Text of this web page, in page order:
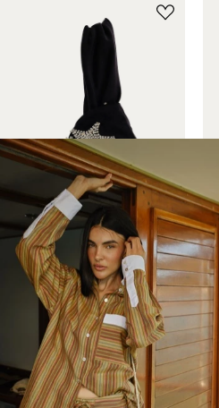
A.MO ACESSÓRIOS
Bolsa Venere A.Mô Acessórios -
PRETO
R$ 1.618,00